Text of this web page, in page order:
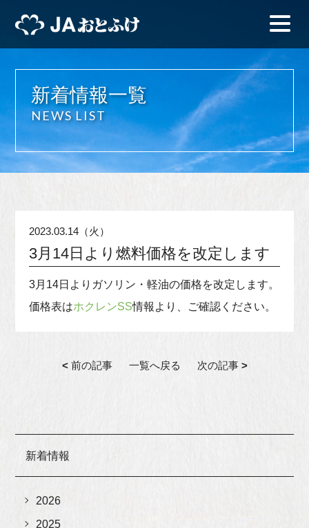
新着情報一覧
NEWS LIST
2023.03.14（火）
3月14日より燃料価格を改定します
3月14日よりガソリン・軽油の価格を改定します。
価格表はホクレンSS情報より、ご確認ください。
< 前の記事 一覧へ戻る 次の記事>
新着情報
2026
2025